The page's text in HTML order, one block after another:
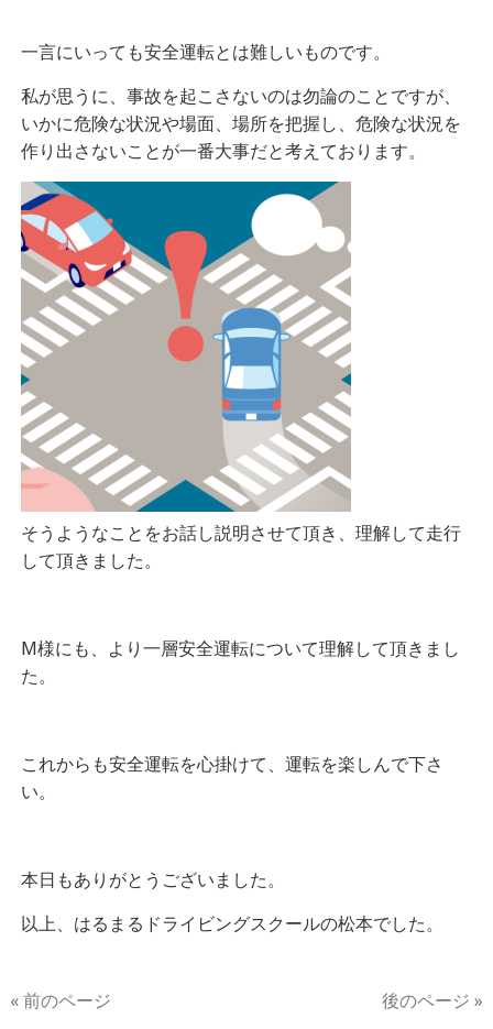
一言にいっても安全運転とは難しいものです。
私が思うに、事故を起こさないのは勿論のことですが、
いかに危険な状況や場面、場所を把握し、危険な状況を
作り出さないことが一番大事だと考えております。
そうようなことをお話し説明させて頂き、理解して走行
して頂きました。
M様にも、より一層安全運転について理解して頂きまし
た。
これからも安全運転を心掛けて、運転を楽しんで下さ
い。
本日もありがとうございました。
以上、はるまるドライビングスクールの松本でした。
« 前のページ 後のページ »